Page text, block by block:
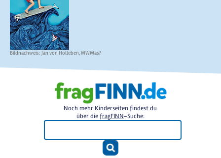
Bildnachweis: Jan von Holleben, WWWas?
Noch mehr Kinderseiten findest du
über diefragFINN-Suche: